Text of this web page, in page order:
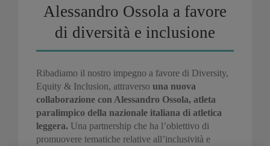
Alessandro Ossola a favore
di diversità e inclusione
Ribadiamo il nostro impegno a favore di Diversity,
Equity & Inclusion, attraverso una nuova
collaborazione con Alessandro Ossola, atleta
paralimpico della nazionale italiana di atletica
leggera. Una partnership che ha l’obiettivo di
promuovere tematiche relative all’inclusività e